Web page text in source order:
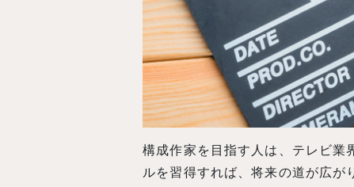
構成作家を目指す人は、テレビ業
ルを習得すれば、将来の道が広が